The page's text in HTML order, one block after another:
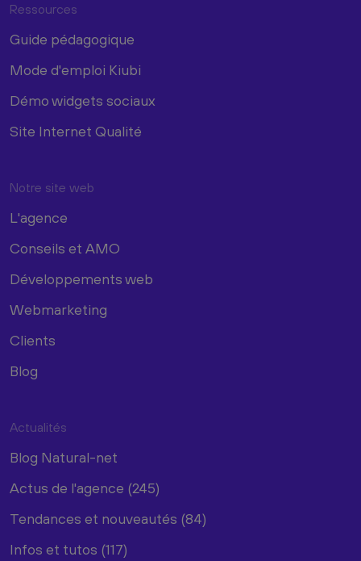
Ressources
Guide pédagogique
Mode d'emploi Kiubi
Démo widgets sociaux
Site Internet Qualité
Notre site web
L'agence
Conseils et AMO
Développements web
Webmarketing
Clients
Blog
Actualités
Blog Natural-net
Actus de l'agence (245)
Tendances et nouveautés (84)
Infos et tutos (117)